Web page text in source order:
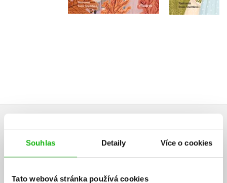
Souhlas Detaily Více o cookies
Tato webová stránka používá cookies
299 Kč
239 Kč 239 Kč
HODNOCENÍ ČTENÁŘŮ